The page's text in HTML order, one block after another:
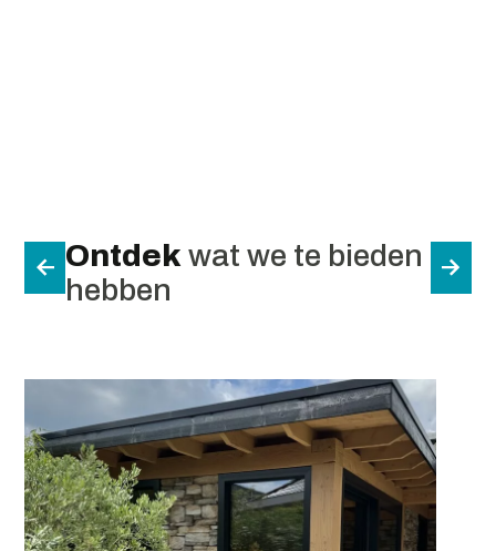
Ontdekwat we te bieden
hebben